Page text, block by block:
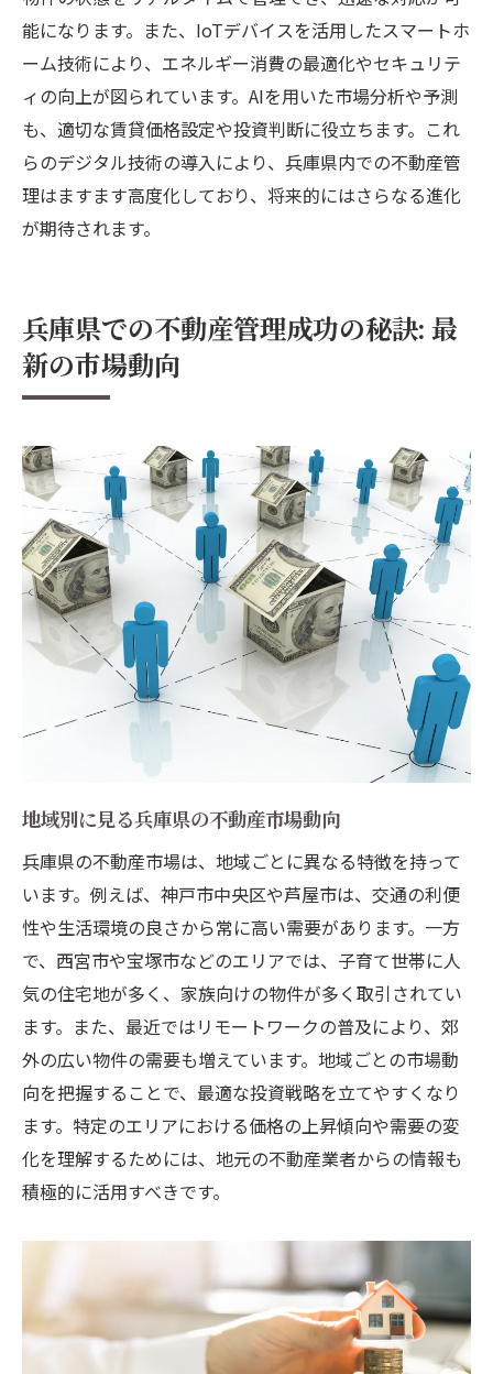
能になります。また、IoTデバイスを活用したスマートホ
ーム技術により、エネルギー消費の最適化やセキュリテ
ィの向上が図られています。AIを用いた市場分析や予測
も、適切な賃貸価格設定や投資判断に役立ちます。これ
らのデジタル技術の導入により、兵庫県内での不動産管
理はますます高度化しており、将来的にはさらなる進化
が期待されます。
兵庫県での不動産管理成功の秘訣: 最
新の市場動向
地域別に見る兵庫県の不動産市場動向
兵庫県の不動産市場は、地域ごとに異なる特徴を持って
います。例えば、神戸市中央区や芦屋市は、交通の利便
性や生活環境の良さから常に高い需要があります。一方
で、西宮市や宝塚市などのエリアでは、子育て世帯に人
気の住宅地が多く、家族向けの物件が多く取引されてい
ます。また、最近ではリモートワークの普及により、郊
外の広い物件の需要も増えています。地域ごとの市場動
向を把握することで、最適な投資戦略を立てやすくなり
ます。特定のエリアにおける価格の上昇傾向や需要の変
化を理解するためには、地元の不動産業者からの情報も
積極的に活用すべきです。